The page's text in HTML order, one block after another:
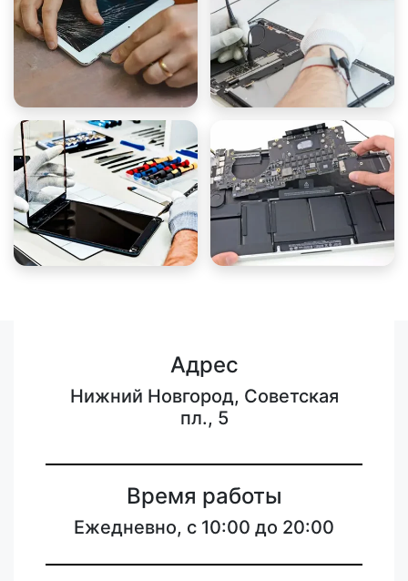
Адрес
Нижний Новгород, Советская
пл., 5
Время работы
Ежедневно, с 10:00 до 20:00